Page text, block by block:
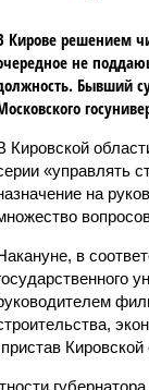
Кирове решением
не
Бывший
Кировской
«управлять
на
в
Кировской
губернатора